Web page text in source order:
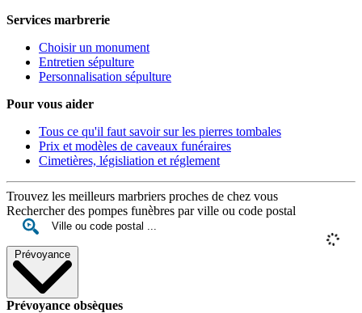
Services marbrerie
Choisir un monument
Entretien sépulture
Personnalisation sépulture
Pour vous aider
Tous ce qu'il faut savoir sur les pierres tombales
Prix et modèles de caveaux funéraires
Cimetières, législiation et réglement
Trouvez les meilleurs marbriers proches de chez vous
Rechercher des pompes funèbres par ville ou code postal
Prévoyance
Prévoyance obsèques